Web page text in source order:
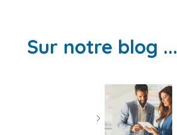
Sur notre blog ...